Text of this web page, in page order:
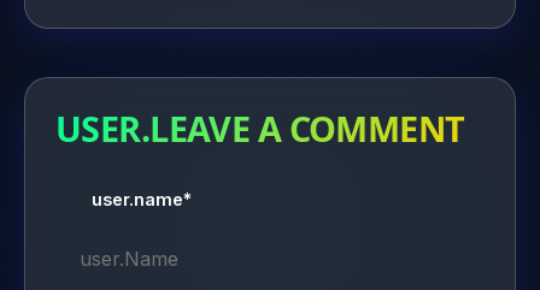
USER.LEAVE A COMMENT
user.name*